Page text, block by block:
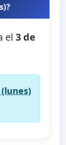
el3 de